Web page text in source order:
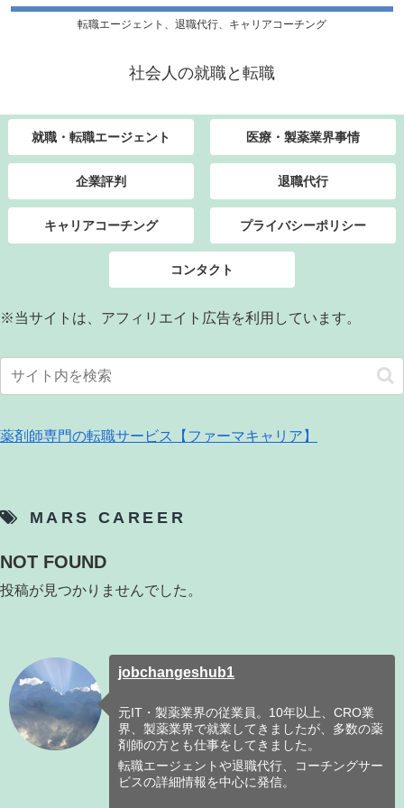
転職エージェント、退職代行、キャリアコーチング
社会人の就職と転職
就職・転職エージェント 医療・製薬業界事情
企業評判 退職代行
キャリアコーチング プライバシーポリシー
コンタクト
※当サイトは、アフィリエイト広告を利用しています。
薬剤師専門の転職サービス【ファーマキャリア】
MARS CAREER
NOT FOUND
投稿が見つかりませんでした。
jobchangeshub1
元IT・製薬業界の従業員。10年以上、CRO業
界、製薬業界で就業してきましたが、多数の薬
剤師の方とも仕事をしてきました。
転職エージェントや退職代行、コーチングサー
ビスの詳細情報を中心に発信。